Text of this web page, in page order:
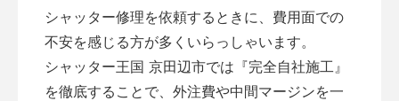
シャッター修理を依頼するときに、費用面での
不安を感じる方が多くいらっしゃいます。
シャッター王国 京田辺市では『完全自社施工』
を徹底することで、外注費や中間マージンを一